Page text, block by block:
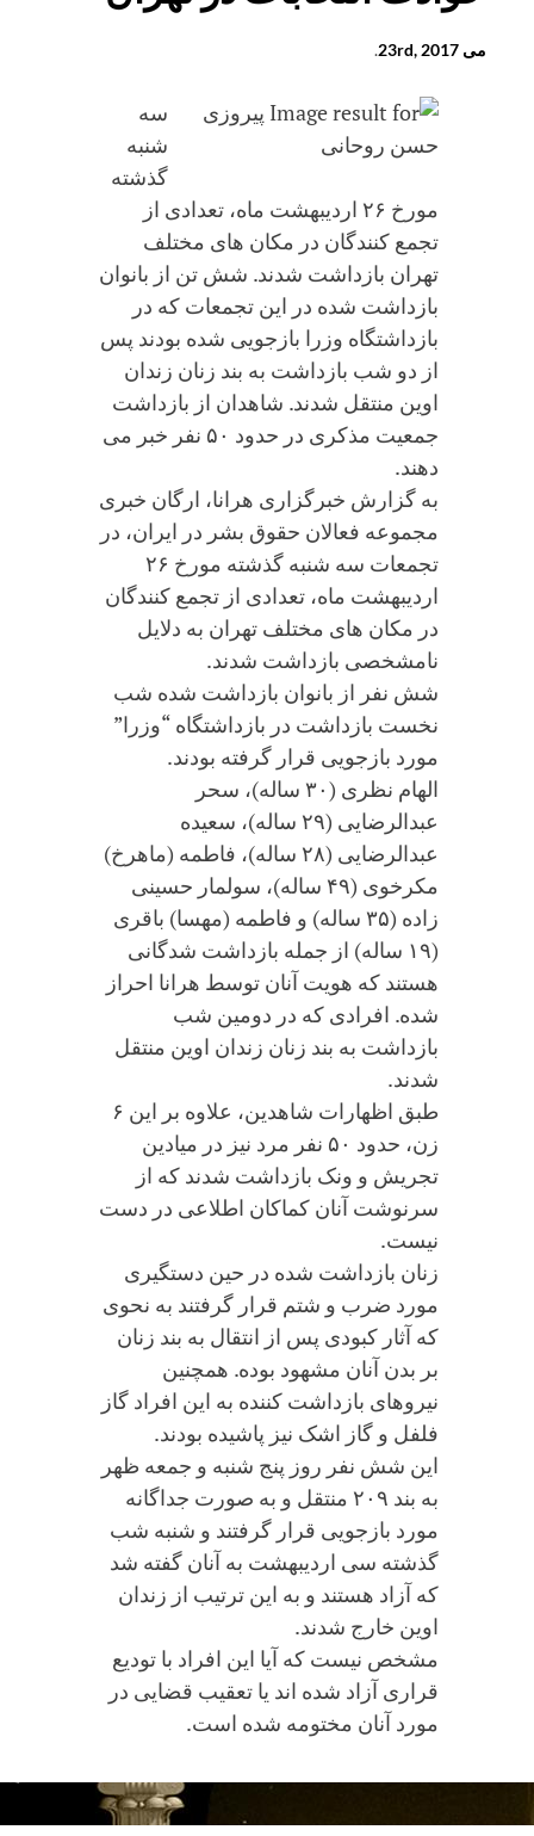
می 23rd, 2017 .
سه
شنبه
گذشته
مورخ ۲۶ اردیبهشت ماه، تعدادی از
تجمع کنندگان در مکان های مختلف
تهران بازداشت شدند. شش تن از بانوان
بازداشت شده در این تجمعات که در
بازداشتگاه وزرا بازجویی شده بودند پس
از دو شب بازداشت به بند زنان زندان
اوین منتقل شدند. شاهدان از بازداشت
جمعیت مذکری در حدود ۵۰ نفر خبر می
دهند.
به گزارش خبرگزاری هرانا، ارگان خبری
مجموعه فعالان حقوق بشر در ایران، در
تجمعات سه شنبه گذشته مورخ ۲۶
اردیبهشت ماه، تعدادی از تجمع کنندگان
در مکان های مختلف تهران به دلایل
نامشخصی بازداشت شدند.
شش نفر از بانوان بازداشت شده شب
نخست بازداشت در بازداشتگاه “وزرا”
مورد بازجویی قرار گرفته بودند.
الهام نظری (۳۰ ساله)، سحر
عبدالرضایی (۲۹ ساله)، سعیده
عبدالرضایی (۲۸ ساله)، فاطمه (ماهرخ)
مکرخوی (۴۹ ساله)، سولمار حسینی
زاده (۳۵ ساله) و فاطمه (مهسا) باقری
(۱۹ ساله) از جمله بازداشت شدگانی
هستند که هویت آنان توسط هرانا احراز
شده. افرادی که در دومین شب
بازداشت به بند زنان زندان اوین منتقل
شدند.
طبق اظهارات شاهدین، علاوه بر این ۶
زن، حدود ۵۰ نفر مرد نیز در میادین
تجریش و ونک بازداشت شدند که از
سرنوشت آنان کماکان اطلاعی در دست
نیست.
زنان بازداشت شده در حین دستگیری
مورد ضرب و شتم قرار گرفتند به نحوی
که آثار کبودی پس از انتقال به بند زنان
بر بدن آنان مشهود بوده. همچنین
نیروهای بازداشت کننده به این افراد گاز
فلفل و گاز اشک نیز پاشیده بودند.
این شش نفر روز پنج شنبه و جمعه ظهر
به بند ۲۰۹ منتقل و به صورت جداگانه
مورد بازجویی قرار گرفتند و شنبه شب
گذشته سی اردیبهشت به آنان گفته شد
که آزاد هستند و به این ترتیب از زندان
اوین خارج شدند.
مشخص نیست که آیا این افراد با تودیع
قراری آزاد شده اند یا تعقیب قضایی در
مورد آنان مختومه شده است.
از